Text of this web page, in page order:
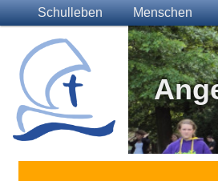
Main menuSkip to primary content
Skip to secondary content
Schulleben Menschen